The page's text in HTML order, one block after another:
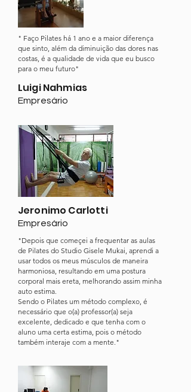
" Faço Pilates há 1 ano e a maior diferença
que sinto, além da diminuição das dores nas
costas, é a qualidade de vida que eu busco
para o meu futuro"
Luigi Nahmias
Empresário
Jeronimo Carlotti
Empresário
"Depois que começei a frequentar as aulas
de Pilates do Studio Gisele Mukai, aprendi a
usar todos os meus músculos de maneira
harmoniosa, resultando em uma postura
corporal mais ereta, melhorando assim minha
auto estima.
Sendo o Pilates um método complexo, é
necessário que o(a) professor(a) seja
excelente, dedicado e que tenha com o
aluno uma certa estima, pois o método
também interaje com a mente."